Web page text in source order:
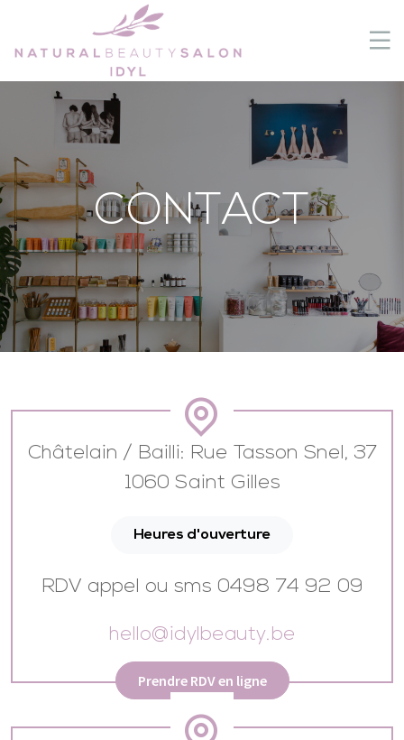
CONTACT
Châtelain / Bailli: Rue Tasson Snel, 37
1060 Saint Gilles
Heures d'ouverture
RDV appel ou sms 0498 74 92 09
hello@idylbeauty.be
Prendre RDV en ligne